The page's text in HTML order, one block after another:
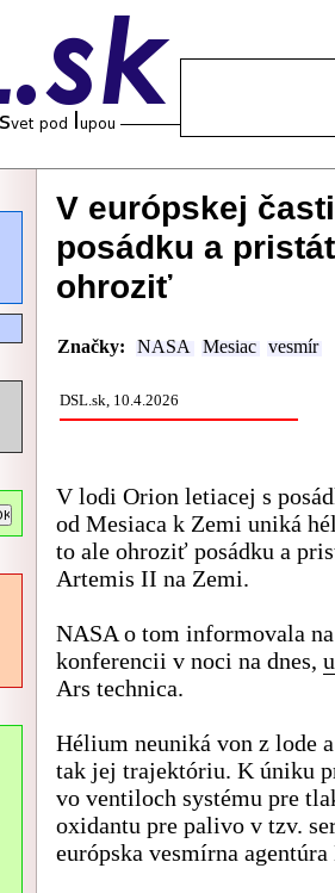
V európskej
posádku a
ohroziť
Značky: NASA Mesiac vesmír
DSL.sk, 10.4.2026
V lodi Orion letiacej s
od Mesiaca k Zemi uniká
to ale ohroziť posádku a
Artemis II na Zemi.
NASA o tom informovala
konferencii v noci na dnes,
Ars technica.
Hélium neuniká von z lode
tak jej trajektóriu. K úniku
vo ventiloch systému pre
oxidantu pre palivo v tzv.
európska vesmírna agentúra